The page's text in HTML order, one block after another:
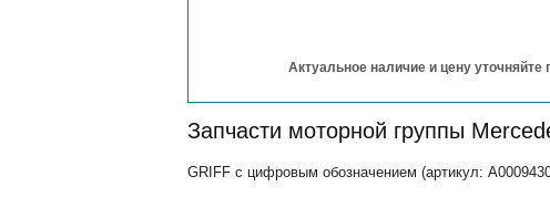
Актуальное наличие и цену
Запчасти моторной группы
GRIFF с цифровым обозначением (артикул: